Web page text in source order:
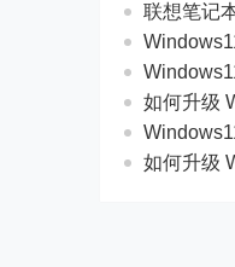
联想笔记
如何升级
如何升级